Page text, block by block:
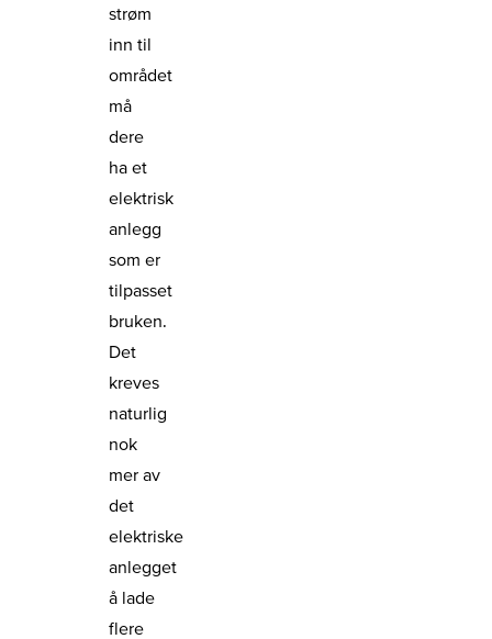
strøm
inn til
området
må
dere
ha et
elektrisk
anlegg
som er
tilpasset
bruken.
Det
kreves
naturlig
nok
mer av
det
elektriske
anlegget
å lade
flere